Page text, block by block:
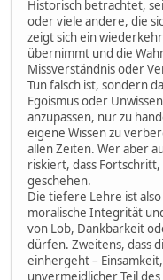
Historisch betrachtet,
oder viele andere, die
zeigt sich ein
übernimmt und die
Missverständnis oder
Tun falsch ist, sondern
Egoismus oder
anzupassen, nur zu
eigene Wissen zu
allen Zeiten. Wer aber
riskiert, dass
geschehen.
Die tiefere Lehre ist
moralische Integrität
von Lob, Dankbarkeit
dürfen. Zweitens, dass
einhergeht –